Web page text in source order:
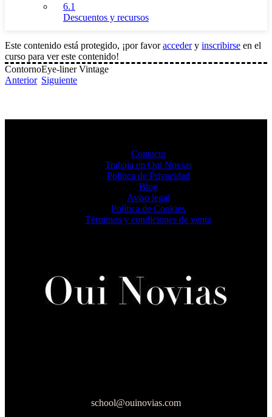
6.1
Descuentos y recursos
Este contenido está protegido, ¡por favoraccedery inscribirse en el
curso para ver este contenido!
Contorno
Anterior
Eye-liner Vintage
Siguiente
Contacto
Trabaja en Oui Novias
Política de Privacidad
Blog
Aviso legal
Política de Cookies
Términos y condiciones de venta
school@ouinovias.com